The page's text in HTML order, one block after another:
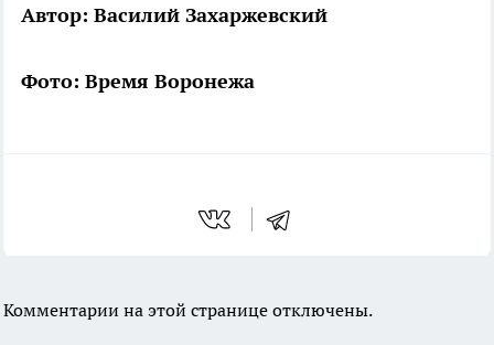
Автор: Василий Захаржевский
Фото: Время Воронежа
Комментарии на этой странице отключены.